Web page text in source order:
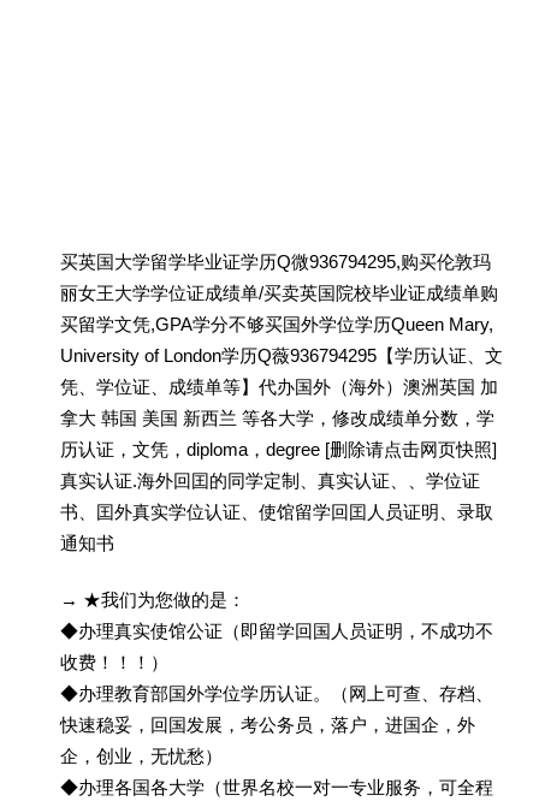
买英国大学留学毕业证学历Q微936794295,购买伦敦玛
丽女王大学学位证成绩单/买卖英国院校毕业证成绩单购
买留学文凭,GPA学分不够买国外学位学历Queen Mary,
University of London学历Q薇936794295【学历认证、文
凭、学位证、成绩单等】代办国外（海外）澳洲英国 加
拿大 韩国 美国 新西兰 等各大学，修改成绩单分数，学
历认证，文凭，diploma，degree [删除请点击网页快照]
真实认证.海外回囯的同学定制、真实认证、、学位证
书、囯外真实学位认证、使馆留学回囯人员证明、录取
通知书
→ ★我们为您做的是：
◆办理真实使馆公证（即留学回国人员证明，不成功不
收费！！！）
◆办理教育部国外学位学历认证。（网上可查、存档、
快速稳妥，回国发展，考公务员，落户，进国企，外
企，创业，无忧愁）
◆办理各国各大学（世界名校一对一专业服务，可全程